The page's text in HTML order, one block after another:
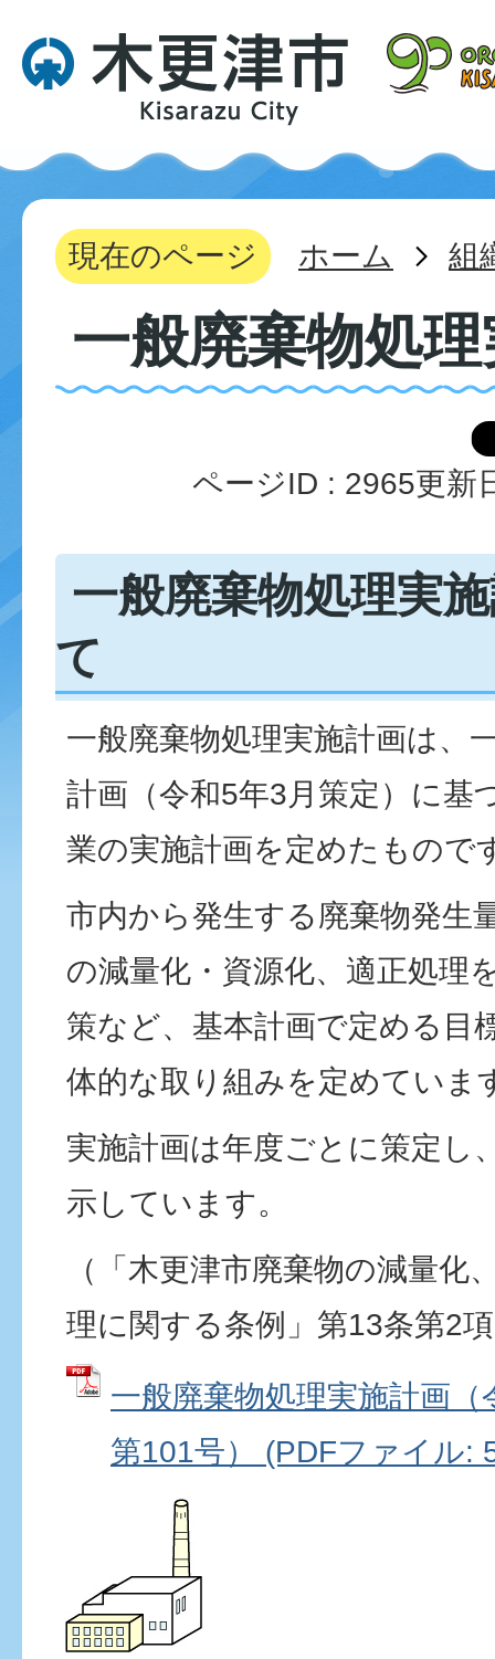
現在のページ ホーム 組
一般廃棄物処
ページID : 2965更新
一般廃棄物処理実
て
一般廃棄物処理実施計画は、
計画（令和5年3月策定）に基
業の実施計画を定めたもので
市内から発生する廃棄物発生
の減量化・資源化、適正処理
策など、基本計画で定める目
体的な取り組みを定めていま
実施計画は年度ごとに策定し
示しています。
（「木更津市廃棄物の減量化
理に関する条例」第13条第2
一般廃棄物処理実施計画
第101号） (PDFファイル: